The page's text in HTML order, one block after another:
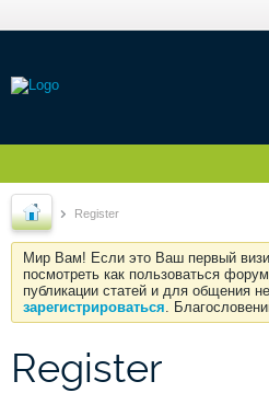
Register
Мир Вам! Если это Ваш первый
посмотреть как пользоваться
публикации статей и для общения
зарегистрироваться.
Register